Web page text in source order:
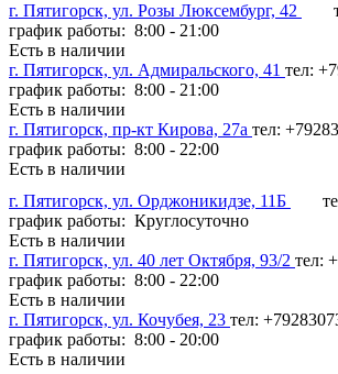
г. Пятигорск, ул. Розы Люксембург, 42
график работы: 8:00 - 21:00
Есть в наличии
г. Пятигорск, ул. Адмиральского, 41 тел:
график работы: 8:00 - 21:00
Есть в наличии
г. Пятигорск, пр-кт Кирова, 27а тел:
график работы: 8:00 - 22:00
Есть в наличии
г. Пятигорск, ул. Орджоникидзе, 11Б
график работы: Круглосуточно
Есть в наличии
г. Пятигорск, ул. 40 лет Октября, 93/2 тел:
график работы: 8:00 - 22:00
Есть в наличии
г. Пятигорск, ул. Кочубея, 23 тел:
график работы: 8:00 - 20:00
Есть в наличии